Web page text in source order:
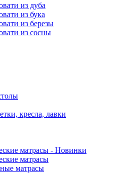
из дуба
из бука
из березы
из сосны
кресла, лавки
матрасы - Новинки
матрасы
матрасы